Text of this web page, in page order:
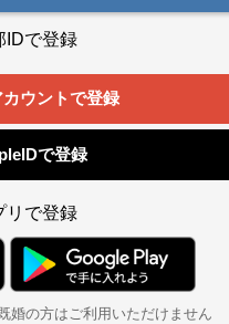
IDで登録
ウントで登録
で登録
リで登録
婚の方はご利用いただけません